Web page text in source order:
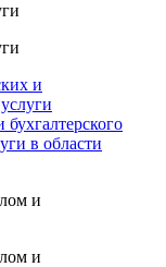
и
в области
и
и